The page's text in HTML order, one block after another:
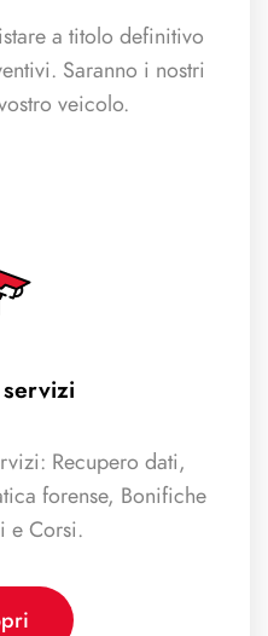
a titolo definitivo
Saranno i nostri
veicolo.
Recupero dati,
forense, Bonifiche
e Corsi.